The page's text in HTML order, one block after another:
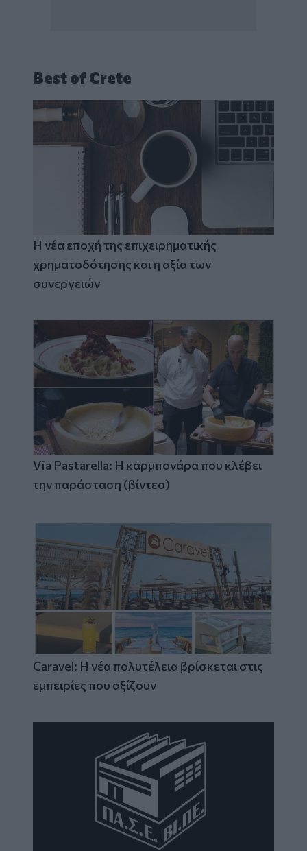
Best of Crete
Η νέα εποχή της επιχειρηματικής
χρηματοδότησης και η αξία των
συνεργειών
Via Pastarella: Η καρμπονάρα που κλέβει
την παράσταση (βίντεο)
Caravel: Η νέα πολυτέλεια βρίσκεται στις
εμπειρίες που αξίζουν